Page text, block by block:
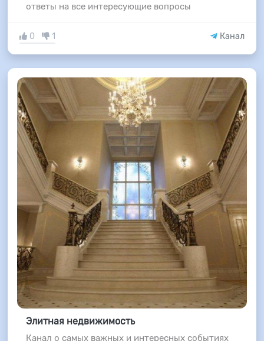
ответы на все интересующие вопросы
0 1 Канал
Элитная недвижимость
Канал о самых важных и интересных событиях